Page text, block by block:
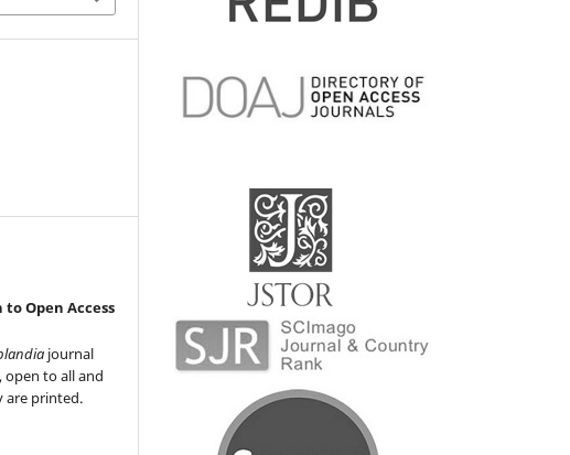
Open Access
journal
open to all and
are printed.